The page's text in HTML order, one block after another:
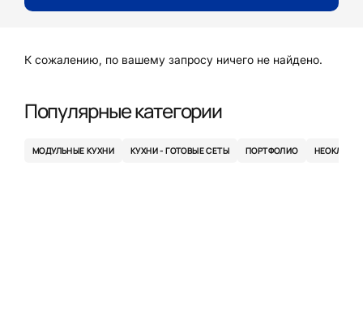
К сожалению, по вашему запросу ничего не найдено.
Популярные категории
МОДУЛЬНЫЕ КУХНИ КУХНИ - ГОТОВЫЕ СЕТЫ ПОРТФОЛИО